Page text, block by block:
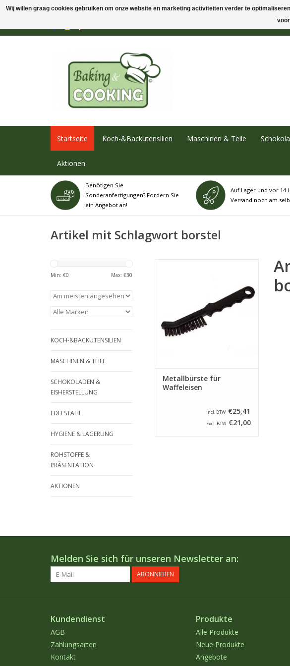
Startseite Koch-&Backutensilien Maschinen & Teile
Aktionen
Benötigen Sie
Sonderanfertigungen? Fordern Sie
ein Angebot an!
Auf Lager und vor 14
Versand noch am
Artikel mit Schlagwort borstel
Min: €0 Max: €30
KOCH-&BACKUTENSILIEN
MASCHINEN & TEILE
SCHOKOLADEN &
EISHERSTELLUNG
EDELSTAHL
HYGIENE & LAGERUNG
ROHSTOFFE &
PRÄSENTATION
AKTIONEN
Metallbürste für
Waffeleisen
Incl. BTW €25,41
Excl. BTW €21,00
Melden Sie sich für unseren Newsletter an:
ABONNIEREN
Kundendienst
AGB
Zahlungsarten
Kontakt
Produkte
Alle Produkte
Neue Produkte
Angebote
Wij willen graag cookies gebruiken om onze website en marketing activiteiten verder te